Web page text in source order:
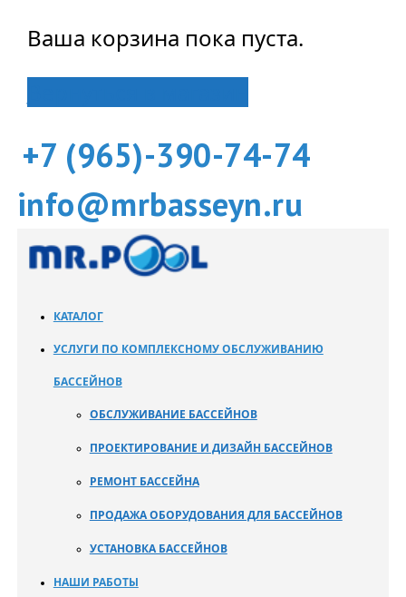
Ваша корзина пока пуста.
+7 (965)-390-74-74
info@mrbasseyn.ru
КАТАЛОГ
УСЛУГИ ПО КОМПЛЕКСНОМУ ОБСЛУЖИВАНИЮ
БАССЕЙНОВ
ОБСЛУЖИВАНИЕ БАССЕЙНОВ
ПРОЕКТИРОВАНИЕ И ДИЗАЙН БАССЕЙНОВ
РЕМОНТ БАССЕЙНА
ПРОДАЖА ОБОРУДОВАНИЯ ДЛЯ БАССЕЙНОВ
УСТАНОВКА БАССЕЙНОВ
НАШИ РАБОТЫ